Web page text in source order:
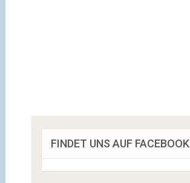
FINDET UNS AUF FACEBOOK